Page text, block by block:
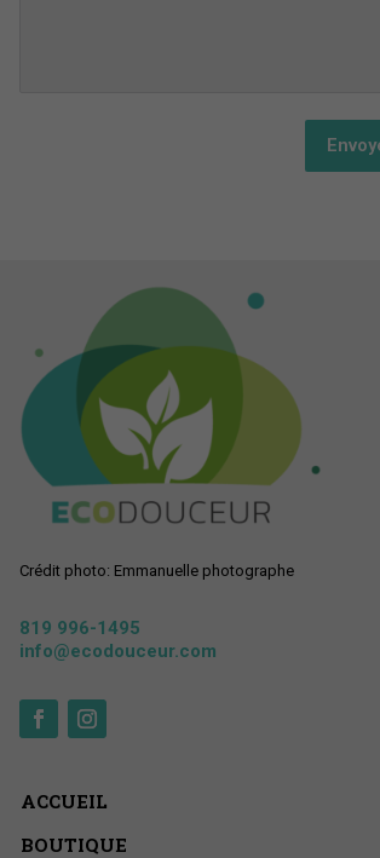
Crédit photo: Emmanuelle photographe
819 996-1495
info@ecodouceur.com
ACCUEIL
BOUTIQUE